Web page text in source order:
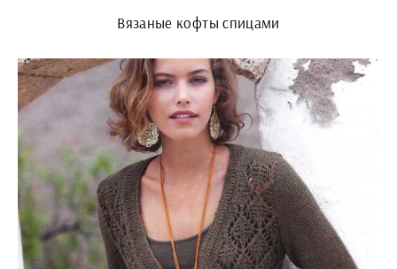
Вязаные кофты спицами